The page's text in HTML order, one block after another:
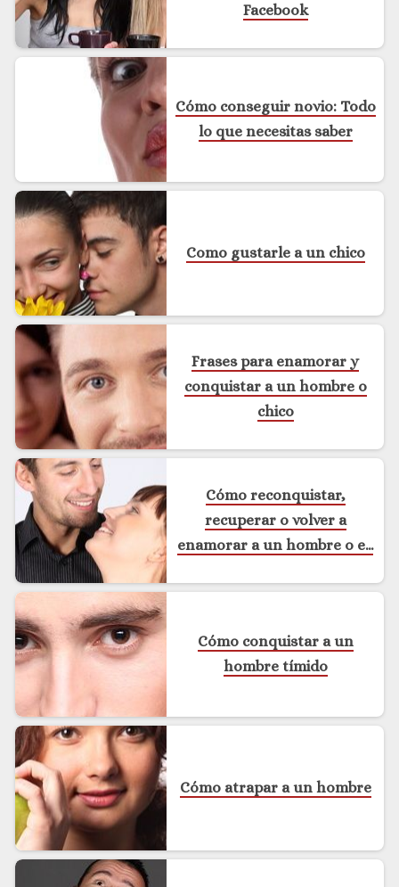
Facebook
Cómo conseguir novio: Todo
lo que necesitas saber
Como gustarle a un chico
Frases para enamorar y
conquistar a un hombre o
chico
Cómo reconquistar,
recuperar o volver a
enamorar a un hombre o ex
Cómo conquistar a un
hombre tímido
Cómo atrapar a un hombre